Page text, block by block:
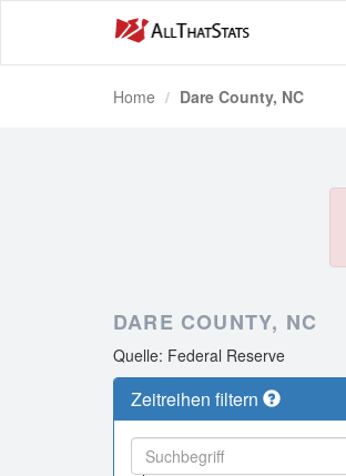
Home Dare County, NC
DARE COUNTY, NC
Quelle: Federal Reserve
Zeitreihen filtern